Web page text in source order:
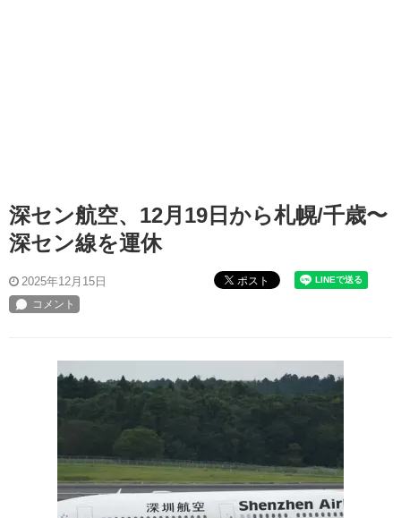
深セン航空、12月19日から札幌/千歳〜
深セン線を運休
2025年12月15日 ポスト